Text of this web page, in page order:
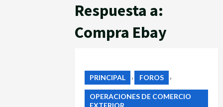
Respuesta a:
Compra Ebay
PRINCIPAL › FOROS ›
OPERACIONES DE COMERCIO
EXTERIOR